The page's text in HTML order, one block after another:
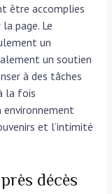
être accomplies
page. Le
un
un soutien
à des tâches
la fois
et l’intimité
décès